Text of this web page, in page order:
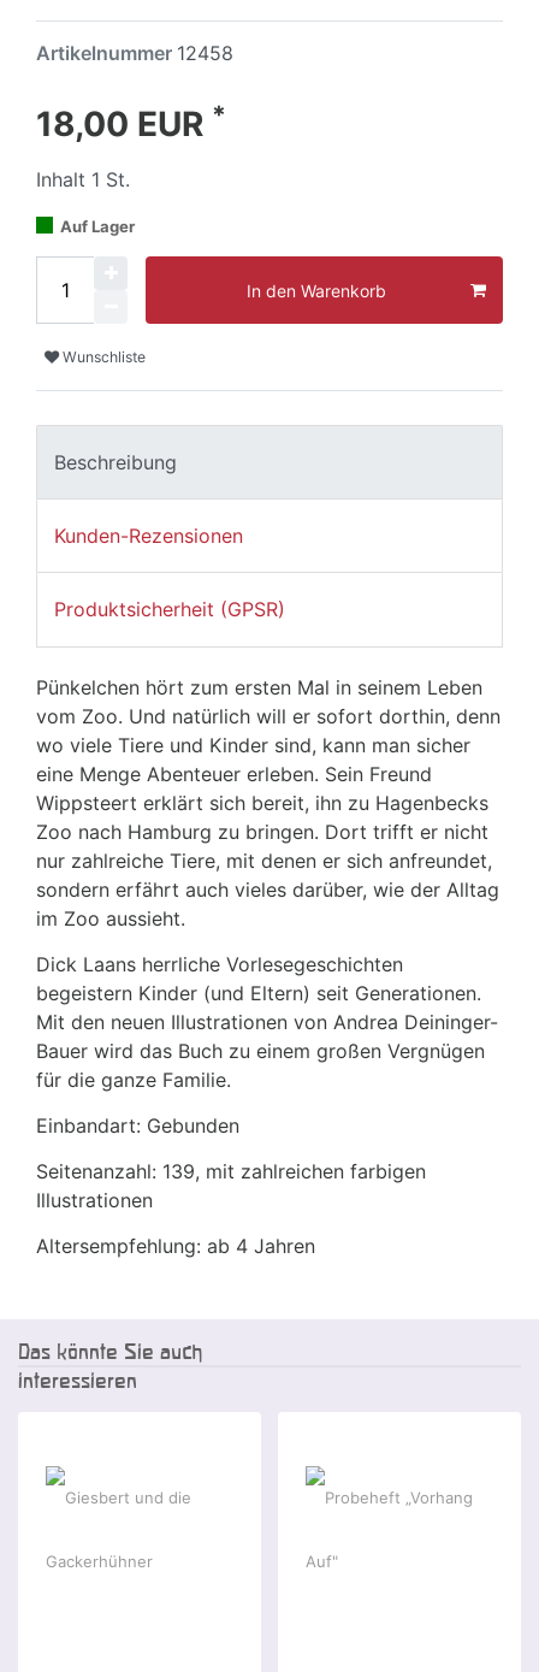
Artikelnummer 12458
18,00 EUR *
Inhalt 1 St.
Auf Lager
In den Warenkorb
Wunschliste
Beschreibung
Kunden-Rezensionen
Produktsicherheit (GPSR)
Pünkelchen hört zum ersten Mal in seinem Leben
vom Zoo. Und natürlich will er sofort dorthin, denn
wo viele Tiere und Kinder sind, kann man sicher
eine Menge Abenteuer erleben. Sein Freund
Wippsteert erklärt sich bereit, ihn zu Hagenbecks
Zoo nach Hamburg zu bringen. Dort trifft er nicht
nur zahlreiche Tiere, mit denen er sich anfreundet,
sondern erfährt auch vieles darüber, wie der Alltag
im Zoo aussieht.
Dick Laans herrliche Vorlesegeschichten
begeistern Kinder (und Eltern) seit Generationen.
Mit den neuen Illustrationen von Andrea Deininger-
Bauer wird das Buch zu einem großen Vergnügen
für die ganze Familie.
Einbandart: Gebunden
Seitenanzahl: 139, mit zahlreichen farbigen
Illustrationen
Altersempfehlung: ab 4 Jahren
Das könnte Sie auch
interessieren